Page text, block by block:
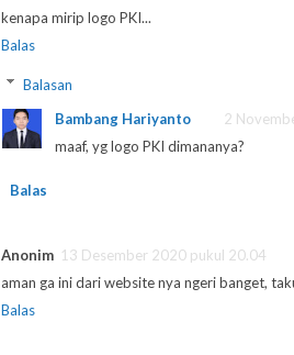
kenapa mirip logo PKI...
Balas
Balasan
Bambang Hariyanto
2
maaf, yg logo PKI dimananya?
Balas
Anonim 13 Desember 2020 pukul 20.04
aman ga ini dari website nya ngeri banget,
Balas